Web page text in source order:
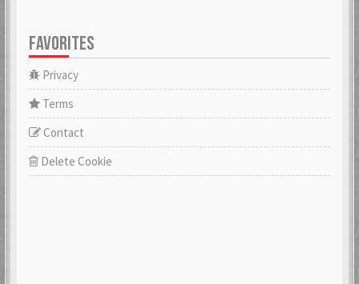
FAVORITES
Privacy
Terms
Contact
Delete Cookie